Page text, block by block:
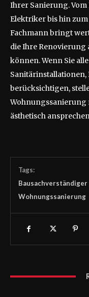
Ihrer Sanierung.
Elektriker bis hin
Fachmann bringt
die Ihre Renovierung
können. Wenn Sie
Sanitärinstallationen,
berücksichtigen,
ästhetisch
Tags:
Bausachverständiger
Wohnungssanierung